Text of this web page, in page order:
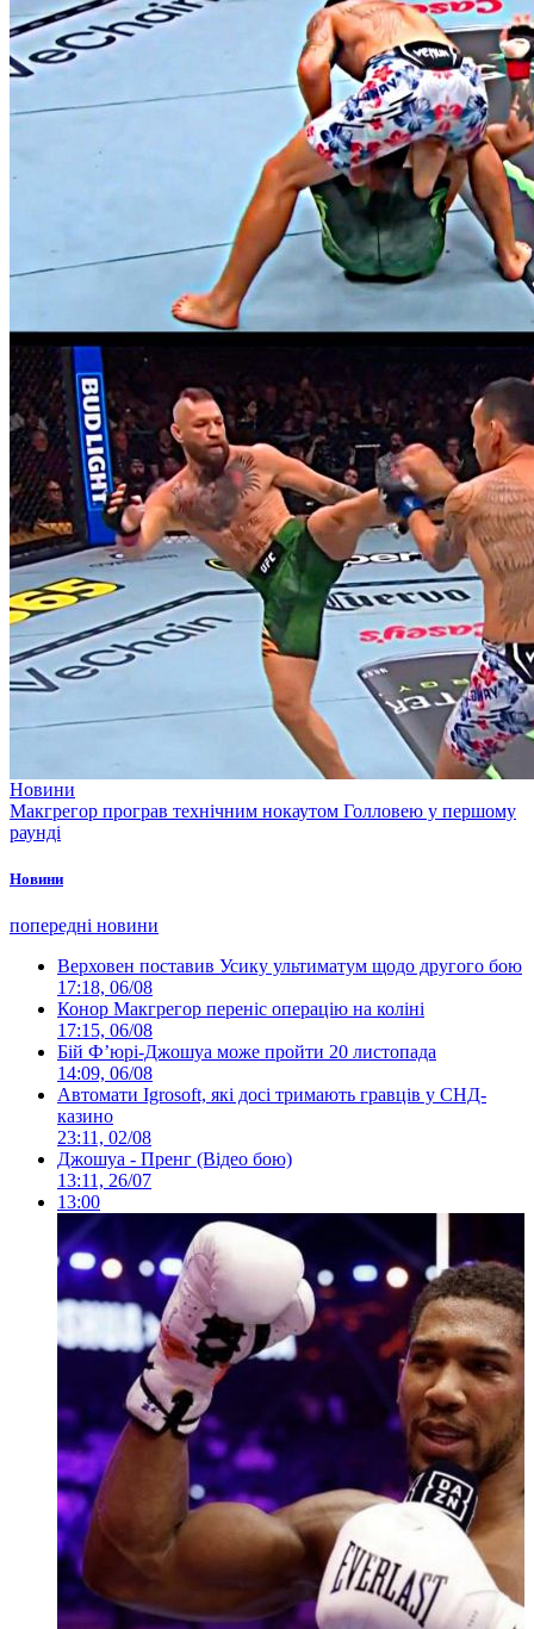
Новини
Макгрегор програв технічним нокаутом Голловею у першому
раунді
Новини
попередні новини
Верховен поставив Усику ультиматум щодо другого бою
17:18, 06/08
Конор Макгрегор переніс операцію на коліні
17:15, 06/08
Бій Ф’юрі-Джошуа може пройти 20 листопада
14:09, 06/08
Автомати Igrosoft, які досі тримають гравців у СНД-
казино
23:11, 02/08
Джошуа - Пренг (Відео бою)
13:11, 26/07
13:00